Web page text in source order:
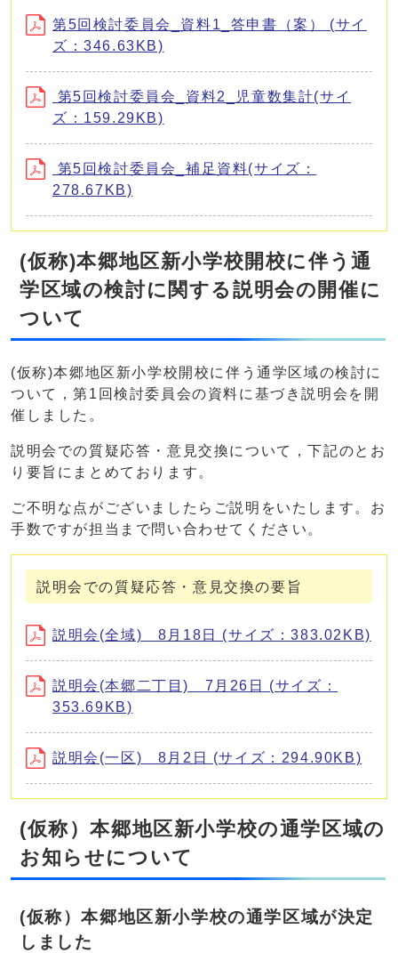
第5回検討委員会_資料1_答申書（案） (サイ
ズ：346.63KB)
第5回検討委員会_資料2_児童数集計(サイ
ズ：159.29KB)
第5回検討委員会_補足資料(サイズ：
278.67KB)
(仮称)本郷地区新小学校開校に伴う通
学区域の検討に関する説明会の開催に
ついて
(仮称)本郷地区新小学校開校に伴う通学区域の検討に
ついて，第1回検討委員会の資料に基づき説明会を開
催しました。
説明会での質疑応答・意見交換について，下記のとお
り要旨にまとめております。
ご不明な点がございましたらご説明をいたします。お
手数ですが担当まで問い合わせてください。
説明会での質疑応答・意見交換の要旨
説明会(全域) 8月18日 (サイズ：383.02KB)
説明会(本郷二丁目) 7月26日 (サイズ：
353.69KB)
説明会(一区) 8月2日 (サイズ：294.90KB)
(仮称）本郷地区新小学校の通学区域の
お知らせについて
(仮称）本郷地区新小学校の通学区域が決定
しました